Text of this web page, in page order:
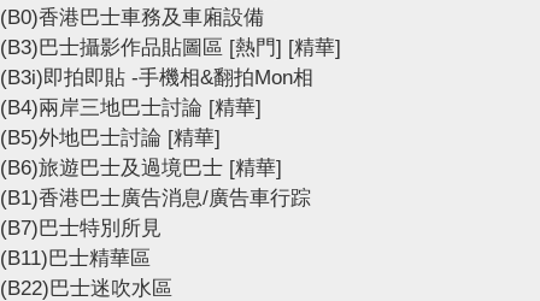
(B0)香港巴士車務及車廂設備
(B3)巴士攝影作品貼圖區 [熱門] [精華]
(B3i)即拍即貼 -手機相&翻拍Mon相
(B4)兩岸三地巴士討論 [精華]
(B5)外地巴士討論 [精華]
(B6)旅遊巴士及過境巴士 [精華]
(B1)香港巴士廣告消息/廣告車行踪
(B7)巴士特別所見
(B11)巴士精華區
(B22)巴士迷吹水區